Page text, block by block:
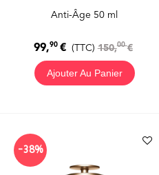
Anti-Âge 50 ml
99,90 € (TTC) 150,00€
Ajouter Au Panier
-38%